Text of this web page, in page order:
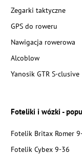
Zegarki taktyczne
GPS do roweru
Nawigacja rowerowa
Alcoblow
Yanosik GTR S-clusive
Foteliki i wózki -
Fotelik Britax Romer
Fotelik Cybex 9-36